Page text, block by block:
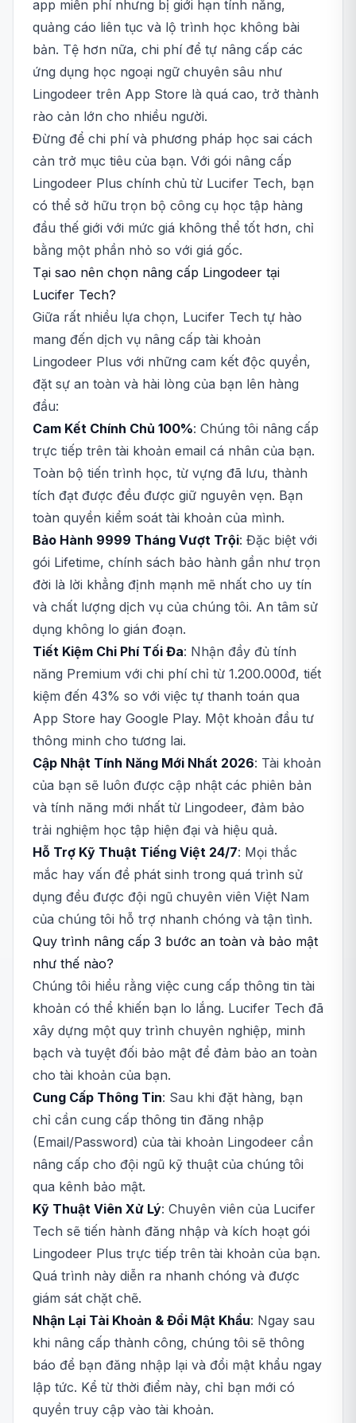
app miễn phí nhưng bị giới hạn tính năng,
quảng cáo liên tục và lộ trình học không bài
bản. Tệ hơn nữa, chi phí để tự nâng cấp các
ứng dụng học ngoại ngữ chuyên sâu như
Lingodeer trên App Store là quá cao, trở thành
rào cản lớn cho nhiều người.
Đừng để chi phí và phương pháp học sai cách
cản trở mục tiêu của bạn. Với gói nâng cấp
Lingodeer Plus chính chủ từ Lucifer Tech, bạn
có thể sở hữu trọn bộ công cụ học tập hàng
đầu thế giới với mức giá không thể tốt hơn, chỉ
bằng một phần nhỏ so với giá gốc.
Tại sao nên chọn nâng cấp Lingodeer tại
Lucifer Tech?
Giữa rất nhiều lựa chọn, Lucifer Tech tự hào
mang đến dịch vụ nâng cấp tài khoản
Lingodeer Plus với những cam kết độc quyền,
đặt sự an toàn và hài lòng của bạn lên hàng
đầu:
Cam Kết Chính Chủ 100%: Chúng tôi nâng cấp
trực tiếp trên tài khoản email cá nhân của bạn.
Toàn bộ tiến trình học, từ vựng đã lưu, thành
tích đạt được đều được giữ nguyên vẹn. Bạn
toàn quyền kiểm soát tài khoản của mình.
Bảo Hành 9999 Tháng Vượt Trội: Đặc biệt với
gói Lifetime, chính sách bảo hành gần như trọn
đời là lời khẳng định mạnh mẽ nhất cho uy tín
và chất lượng dịch vụ của chúng tôi. An tâm sử
dụng không lo gián đoạn.
Tiết Kiệm Chi Phí Tối Đa: Nhận đầy đủ tính
năng Premium với chi phí chỉ từ 1.200.000đ, tiết
kiệm đến 43% so với việc tự thanh toán qua
App Store hay Google Play. Một khoản đầu tư
thông minh cho tương lai.
Cập Nhật Tính Năng Mới Nhất 2026: Tài khoản
của bạn sẽ luôn được cập nhật các phiên bản
và tính năng mới nhất từ Lingodeer, đảm bảo
trải nghiệm học tập hiện đại và hiệu quả.
Hỗ Trợ Kỹ Thuật Tiếng Việt 24/7: Mọi thắc
mắc hay vấn đề phát sinh trong quá trình sử
dụng đều được đội ngũ chuyên viên Việt Nam
của chúng tôi hỗ trợ nhanh chóng và tận tình.
Quy trình nâng cấp 3 bước an toàn và bảo mật
như thế nào?
Chúng tôi hiểu rằng việc cung cấp thông tin tài
khoản có thể khiến bạn lo lắng. Lucifer Tech đã
xây dựng một quy trình chuyên nghiệp, minh
bạch và tuyệt đối bảo mật để đảm bảo an toàn
cho tài khoản của bạn.
Cung Cấp Thông Tin: Sau khi đặt hàng, bạn
chỉ cần cung cấp thông tin đăng nhập
(Email/Password) của tài khoản Lingodeer cần
nâng cấp cho đội ngũ kỹ thuật của chúng tôi
qua kênh bảo mật.
Kỹ Thuật Viên Xử Lý: Chuyên viên của Lucifer
Tech sẽ tiến hành đăng nhập và kích hoạt gói
Lingodeer Plus trực tiếp trên tài khoản của bạn.
Quá trình này diễn ra nhanh chóng và được
giám sát chặt chẽ.
Nhận Lại Tài Khoản & Đổi Mật Khẩu: Ngay sau
khi nâng cấp thành công, chúng tôi sẽ thông
báo để bạn đăng nhập lại và đổi mật khẩu ngay
lập tức. Kể từ thời điểm này, chỉ bạn mới có
quyền truy cập vào tài khoản.